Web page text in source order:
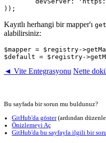
Kayıtlı herhangi bir mapper'ı
alabilirsiniz:
$mapper = $registry-
◄ Vite Entegrasyonu Nette